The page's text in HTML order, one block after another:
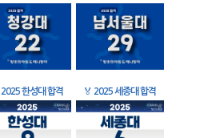
2025 한성대 합격 🏅 2025 세종대 합격